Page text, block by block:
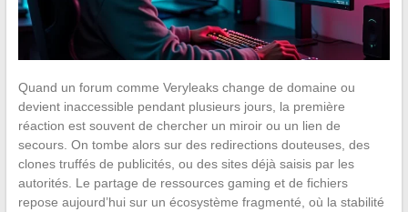
Quand un forum comme Veryleaks change de domaine ou
devient inaccessible pendant plusieurs jours, la première
réaction est souvent de chercher un miroir ou un lien de
secours. On tombe alors sur des redirections douteuses, des
clones truffés de publicités, ou des sites déjà saisis par les
autorités. Le partage de ressources gaming et de fichiers
repose aujourd’hui sur un écosystème fragmenté, où la stabilité